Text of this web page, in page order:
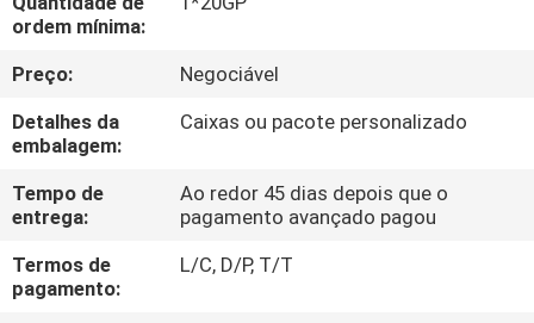
DA
FÁBRICA
CONTROLE
DA
QUALIDADE
ordem mínima:
Preço:
Negociável
Detalhes da
embalagem:
Caixas ou pacote personalizado
Tempo de
entrega:
Ao redor 45 dias depois que o
pagamento avançado pagou
Termos de
pagamento:
L/C, D/P, T/T